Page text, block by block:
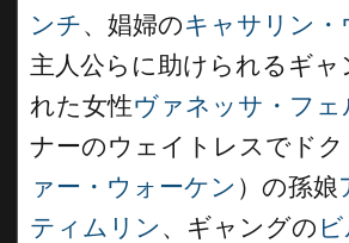
ンチ、娼婦のキャサリン・
主人公らに助けられるギャ
れた女性ヴァネッサ・フェ
ナーのウェイトレスでドク
ァー・ウォーケン ）の孫娘
ティムリン 、ギャングの